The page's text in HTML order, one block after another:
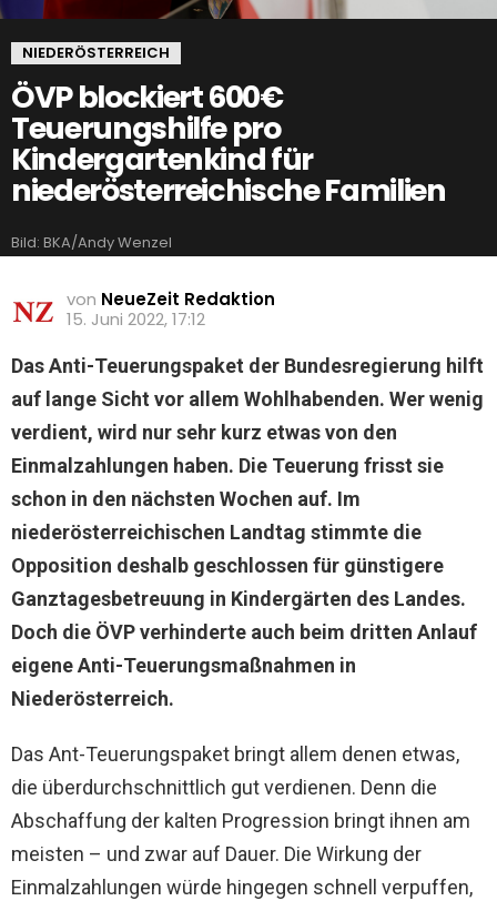
NIEDERÖSTERREICH
ÖVP blockiert 600€
Teuerungshilfe pro
Kindergartenkind für
niederösterreichische Familien
Bild: BKA/Andy Wenzel
von NeueZeit Redaktion
15. Juni 2022, 17:12
Das Anti-Teuerungspaket der Bundesregierung hilft
auf lange Sicht vor allem Wohlhabenden. Wer wenig
verdient, wird nur sehr kurz etwas von den
Einmalzahlungen haben. Die Teuerung frisst sie
schon in den nächsten Wochen auf. Im
niederösterreichischen Landtag stimmte die
Opposition deshalb geschlossen für günstigere
Ganztagesbetreuung in Kindergärten des Landes.
Doch die ÖVP verhinderte auch beim dritten Anlauf
eigene Anti-Teuerungsmaßnahmen in
Niederösterreich.
Das Ant-Teuerungspaket bringt allem denen etwas,
die überdurchschnittlich gut verdienen. Denn die
Abschaffung der kalten Progression bringt ihnen am
meisten – und zwar auf Dauer. Die Wirkung der
Einmalzahlungen würde hingegen schnell verpuffen,